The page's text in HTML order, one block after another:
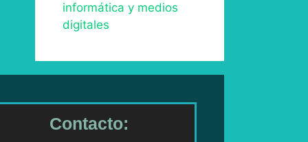
informática y medios
digitales
Contacto: